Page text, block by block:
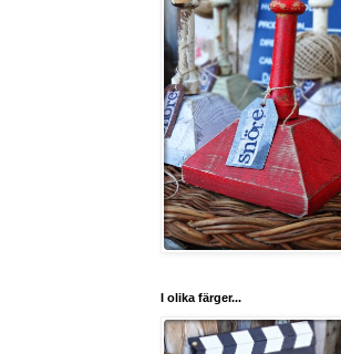
I olika färger...